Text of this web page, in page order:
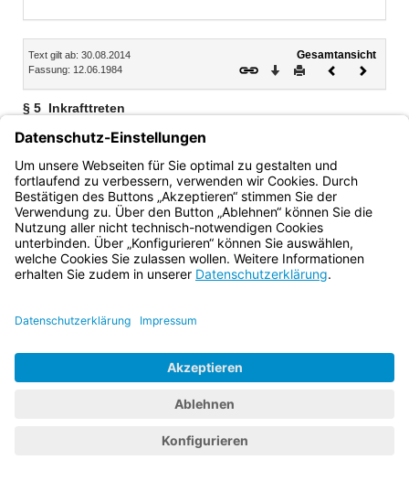
Inhalt
Text gilt ab: 30.08.2014
Fassung: 12.06.1984
Gesamtansicht
Download
DruckenVorheriges
§ 5 Inkrafttreten
Diese Verordnung tritt am 1. Juli 1984 in Kraft.
Bayern.de
BayernPortal
Datenschutz
Impressum
Hilfe
Kontakt
SchriftgrößeKontrastwechsel